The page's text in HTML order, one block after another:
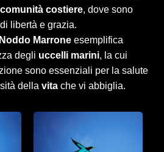
comunità costiere, dove sono
libertà e grazia.
Noddo Marrone esemplifica
degli uccelli marini, la cui
sono essenziali per la salute
della vita che vi abbiglia.